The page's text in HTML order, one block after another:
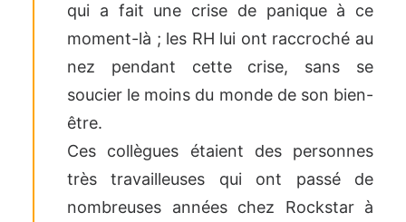
qui a fait une crise de panique à ce
moment-là ; les RH lui ont raccroché au
nez pendant cette crise, sans se
soucier le moins du monde de son bien-
être.
Ces collègues étaient des personnes
très travailleuses qui ont passé de
nombreuses années chez Rockstar à